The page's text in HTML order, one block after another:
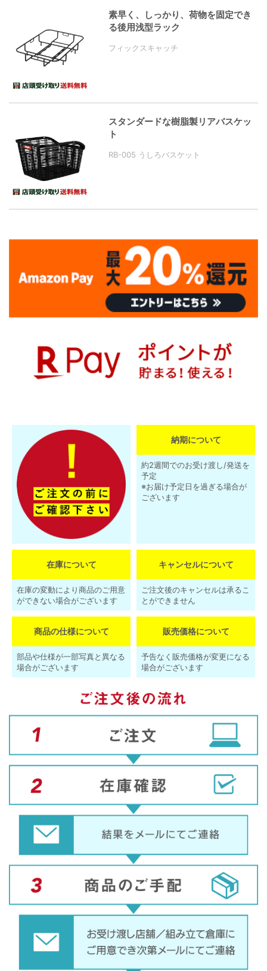
素早く、しっかり、荷物を固定でき
る後用浅型ラック
フィックスキャッチ
スタンダードな樹脂製リアバスケッ
ト
RB-005 うしろバスケット
納期について
約2週間でのお受け渡し/発送を
予定
※お届け予定日を過ぎる場合が
ございます
在庫について
在庫の変動により商品のご用意
ができない場合がございます
キャンセルについて
ご注文後のキャンセルは承るこ
とができません
商品の仕様について
部品や仕様が一部写真と異なる
場合がございます
販売価格について
予告なく販売価格が変更になる
場合がございます